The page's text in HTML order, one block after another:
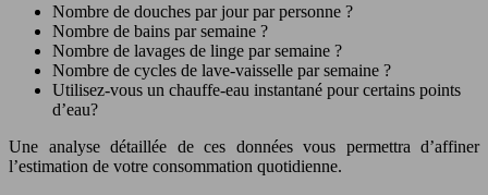
Nombre de douches par jour par personne ?
Nombre de bains par semaine ?
Nombre de lavages de linge par semaine ?
Nombre de cycles de lave-vaisselle par semaine ?
Utilisez-vous un chauffe-eau instantané pour certains points
d’eau?
Une analyse détaillée de ces données vous permettra d’affiner
l’estimation de votre consommation quotidienne.